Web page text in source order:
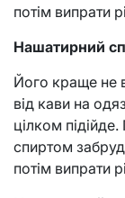
потім випрати
Нашатирний
Його краще не
від кави на
цілком
спиртом
потім випрати